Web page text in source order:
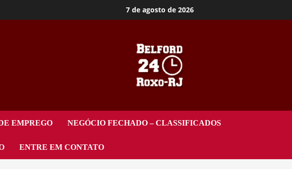
7 de agosto de 2026
EMPREGO NEGÓCIO FECHADO – CLASSIFICADOS
ENTRE EM CONTATO